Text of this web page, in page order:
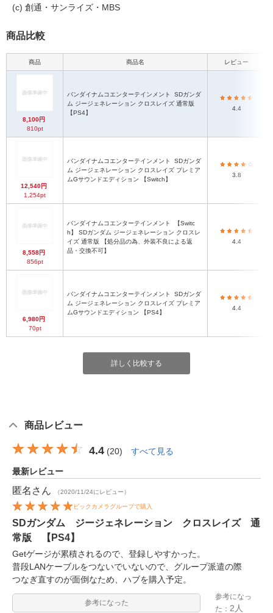
(c) 創通・サンライズ・MBS
商品比較
商品 商品名 レビュー
8,100円
810pt
バンダイナムコエンターテインメント
ム ジージェネレーション クロスレイズ 通常版
【PS4】
4.4
12,540円
1,254pt
バンダイナムコエンターテインメント
ム ジージェネレーション クロスレイズ プレミア
ムGサウンドエディション 【Switch】
3.8
8,558円
856pt
バンダイナムコエンターテインメント
h】 SDガンダム ジージェネレーション クロスレ
イズ 通常版 【処分品の為、外装不良による返
品・交換不可】
4.4
6,980円
70pt
バンダイナムコエンターテインメント
ム ジージェネレーション クロスレイズ プレミア
ムGサウンドエディション 【PS4】
4.4
詳しく比較する
商品レビュー
4.4 (20) すべて見る
最新レビュー
匿名 さん （2020/11/24にレビュー）
ビックカメラグループで購入
SDガンダム ジージェネレーション クロスレイズ 通
常版 【PS4】
Getゲージが累積されるので、登録しやすかった。
普段LANケーブルをつないでいないので、グループ派遣の際
つなぎ直すのが面倒なため、ハブを購入予定。
参考になった
参考になっ
た： 2人